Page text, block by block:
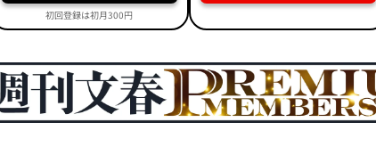
初回登録は初月300円